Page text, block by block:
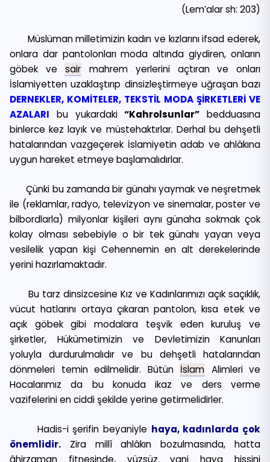
(Lem’alar sh: 203)
Müslüman milletimizin kadın ve kızlarını ifsad ederek,
onlara dar pantolonları moda altında giydiren, onların
göbek ve sair mahrem yerlerini açtıran ve onları
İslamiyetten uzaklaştırıp dinsizleştirmeye uğraşan bazı
DERNEKLER, KOMİTELER, TEKSTİL MODA ŞİRKETLERİ VE
AZALARI bu yukardaki“Kahrolsunlar” bedduasına
binlerce kez layık ve müstehaktırlar. Derhal bu dehşetli
hatalarından vazgeçerek İslamiyetin adab ve ahlâkına
uygun hareket etmeye başlamalıdırlar.
Çünki bu zamanda bir günahı yaymak ve neşretmek
ile (reklamlar, radyo, televizyon ve sinemalar, poster ve
bilbordlarla) milyonlar kişileri aynı günaha sokmak çok
kolay olması sebebiyle o bir tek günahı yayan veya
vesilelik yapan kişi Cehennemin en alt derekelerinde
yerini hazırlamaktadır.
Bu tarz dinsizcesine Kız ve Kadınlarımızı açık saçıklık,
vücut hatlarını ortaya çıkaran pantolon, kısa etek ve
açık göbek gibi modalara teşvik eden kuruluş ve
şirketler, Hükümetimizin ve Devletimizin Kanunları
yoluyla durdurulmalıdır ve bu dehşetli hatalarından
dönmeleri temin edilmelidir. Bütün İslam Alimleri ve
Hocalarımız da bu konuda ikaz ve ders verme
vazifelerini en ciddi şekilde yerine getirmelidirler.
Hadis-i şerifin beyaniyle haya, kadınlarda çok
önemlidir. Zira millî ahlâkın bozulmasında, hatta
âhirzaman fitnesinde, yüzsüz yani haya hissini